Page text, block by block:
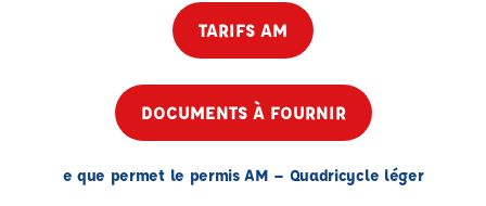
TARIFS AM
DOCUMENTS À FOURNIR
e que permet le permis AM – Quadricycle léger